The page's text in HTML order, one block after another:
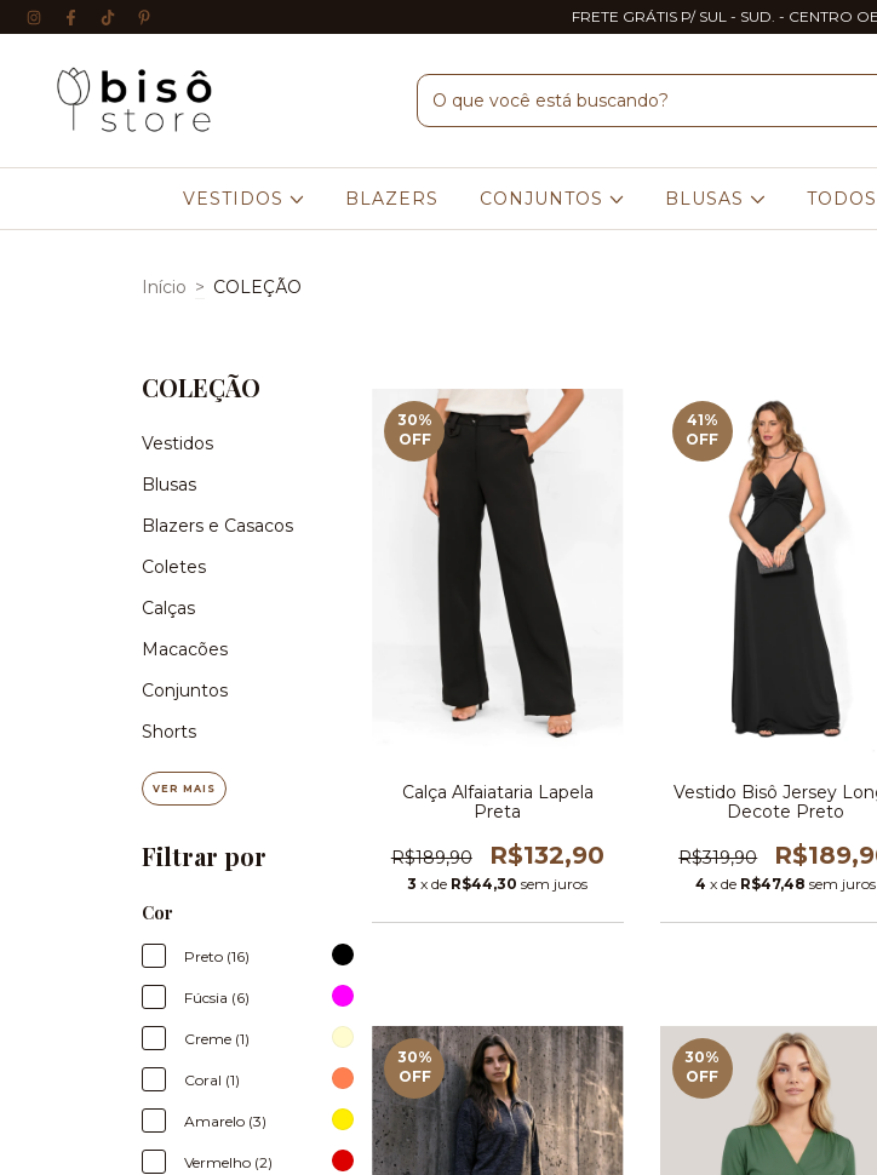
FRETE GRÁTIS P/ SUL - SUD. - CENTRO
VESTIDOS BLAZERS CONJUNTOS BLUSAS
Início > COLEÇÃO
COLEÇÃO
Vestidos
Blusas
Blazers e Casacos
Coletes
Calças
Macacões
Conjuntos
Shorts
VER MAIS
Filtrar por
Cor
Preto (16)
Fúcsia (6)
Creme (1)
Coral (1)
Amarelo (3)
Vermelho (2)
30%
OFF
Calça Alfaiataria Lapela
Preta
R$189,90 R$132,90
3 x de R$44,30 sem juros
41%
OFF
Vestido Bisô Jersey
Decote Preto
R$319,90
4 x de R$47,48 sem juros
30%
OFF
30%
OFF